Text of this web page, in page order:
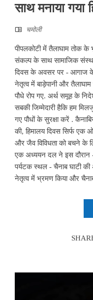
साथ मनाया गया
चमोली
पीपलकोटी में तैलाघाम तोक
संकल्प के साथ सामाजिक
दिवस के अवसर पर - आगाज
नेतृत्व में बाड़ेपानी और
पौधे रोप गए. अर्थ समूह के
सबकी जिम्मेदारी हैकि हम
गए पौधों के सुरक्षा करें .
की, हिमालय दिवस सिर्फ एक
और जैव विविधता को बचने के
एक अध्ययन दल ने इस
पर्यटक स्थल - चैनाब घाटी
नेतृत्व में भ्रमण किया और